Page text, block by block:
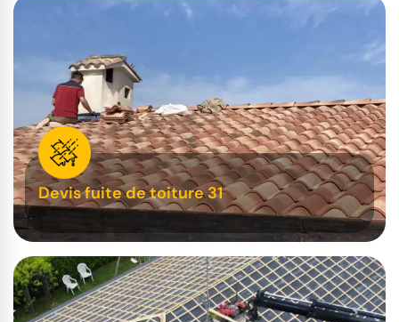
Devis fuite de toiture 31